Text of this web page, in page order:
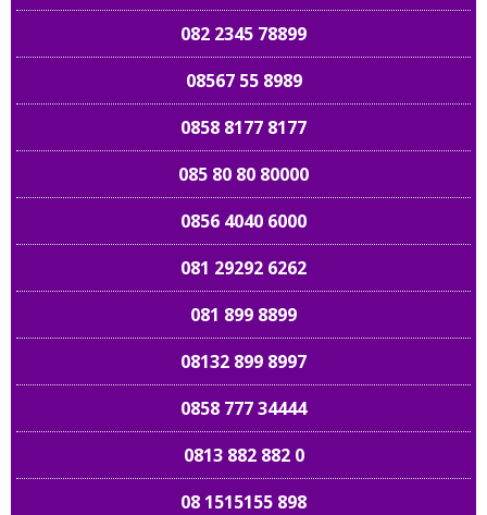
082 2345 78899
08567 55 8989
0858 8177 8177
085 80 80 80000
0856 4040 6000
081 29292 6262
081 899 8899
08132 899 8997
0858 777 34444
0813 882 882 0
08 1515155 898